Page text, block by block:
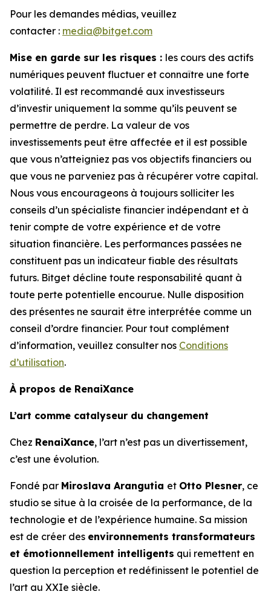
Pour les demandes médias, veuillez
contacter : media@bitget.com
Mise en garde sur les risques : les cours des actifs
numériques peuvent fluctuer et connaître une forte
volatilité. Il est recommandé aux investisseurs
d’investir uniquement la somme qu’ils peuvent se
permettre de perdre. La valeur de vos
investissements peut être affectée et il est possible
que vous n’atteigniez pas vos objectifs financiers ou
que vous ne parveniez pas à récupérer votre capital.
Nous vous encourageons à toujours solliciter les
conseils d’un spécialiste financier indépendant et à
tenir compte de votre expérience et de votre
situation financière. Les performances passées ne
constituent pas un indicateur fiable des résultats
futurs. Bitget décline toute responsabilité quant à
toute perte potentielle encourue. Nulle disposition
des présentes ne saurait être interprétée comme un
conseil d’ordre financier. Pour tout complément
d’information, veuillez consulter nos Conditions
d’utilisation.
À propos de RenaiXance
L’art comme catalyseur du changement
Chez RenaiXance, l’art n’est pas un divertissement,
c’est une évolution.
Fondé par Miroslava Arangutia et Otto Plesner, ce
studio se situe à la croisée de la performance, de la
technologie et de l’expérience humaine. Sa mission
est de créer des environnements transformateurs
et émotionnellement intelligents qui remettent en
question la perception et redéfinissent le potentiel de
l’art au XXIe siècle.